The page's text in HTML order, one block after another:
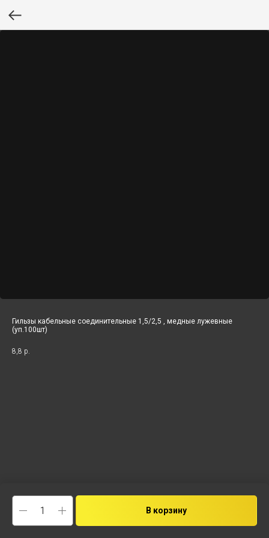
Гильзы кабельные соединительные 1,5/2,5 , медные лужевные
(уп.100шт)
8,8 р.
В корзину